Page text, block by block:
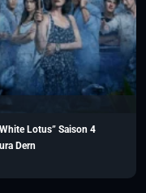
Lotus” Saison 4
Dern